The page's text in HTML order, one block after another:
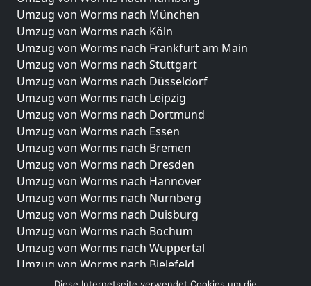
Umzug von Worms nach München
Umzug von Worms nach Köln
Umzug von Worms nach Frankfurt am Main
Umzug von Worms nach Stuttgart
Umzug von Worms nach Düsseldorf
Umzug von Worms nach Leipzig
Umzug von Worms nach Dortmund
Umzug von Worms nach Essen
Umzug von Worms nach Bremen
Umzug von Worms nach Dresden
Umzug von Worms nach Hannover
Umzug von Worms nach Nürnberg
Umzug von Worms nach Duisburg
Umzug von Worms nach Bochum
Umzug von Worms nach Wuppertal
Umzug von Worms nach Bielefeld
Umzug von Worms nach Bonn